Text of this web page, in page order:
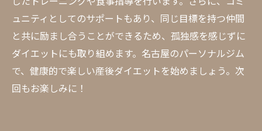
ュニティとしてのサポートもあり、同じ目標を持つ仲間
と共に励まし合うことができるため、孤独感を感じずに
ダイエットにも取り組めます。名古屋のパーソナルジム
で、健康的で楽しい産後ダイエットを始めましょう。次
回もお楽しみに！